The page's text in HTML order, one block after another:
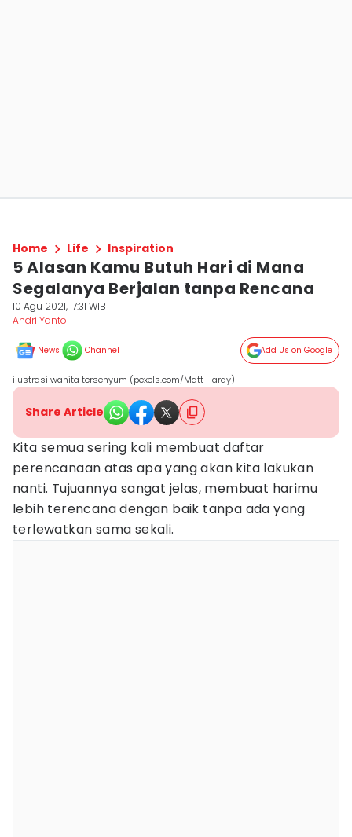
Home Life Inspiration
5 Alasan Kamu Butuh Hari di Mana
Segalanya Berjalan tanpa Rencana
10 Agu 2021, 17:31 WIB
Andri Yanto
News Channel Add Us on Google
ilustrasi wanita tersenyum (pexels.com/Matt Hardy)
Share Article
Kita semua sering kali membuat daftar
perencanaan atas apa yang akan kita lakukan
nanti. Tujuannya sangat jelas, membuat harimu
lebih terencana dengan baik tanpa ada yang
terlewatkan sama sekali.